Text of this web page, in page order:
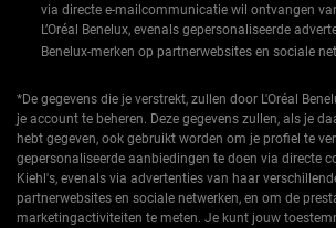
via directe e-mailcommunicatie wil ontvangen
L’Oréal Benelux, evenals gepersonaliseerde
Benelux-merken op partnerwebsites en sociale
*De gegevens die je verstrekt, zullen door L'Oréal
je account te beheren. Deze gegevens zullen, als je
hebt gegeven, ook gebruikt worden om je profiel te
gepersonaliseerde aanbiedingen te doen via directe
Kiehl's, evenals via advertenties van haar
partnerwebsites en sociale netwerken, en om de
marketingactiviteiten te meten. Je kunt jouw